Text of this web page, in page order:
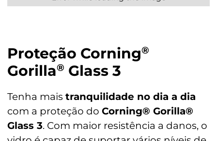
Conteúdo da Caixa
01 Cabo USB-A / USB-C
01 Carregador TurboPower™ 20 W
01 Ferramenta de remoção do chip
Garantia/Meses
Proteção Corning®
Gorilla® Glass 3
Tenha mais tranquilidade no dia a dia
com a proteção do Corning® Gorilla®
Glass 3. Com maior resistência a danos, o